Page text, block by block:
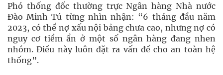
Phó thống đốc thường trực Ngân hàng Nhà nước
Đào Minh Tú từng nhìn nhận: “6 tháng đầu năm
2023, có thể nợ xấu nội bảng chưa cao, nhưng nợ có
nguy cơ tiềm ẩn ở một số ngân hàng đang nhen
nhóm. Điều này luôn đặt ra vấn đề cho an toàn hệ
thống”.